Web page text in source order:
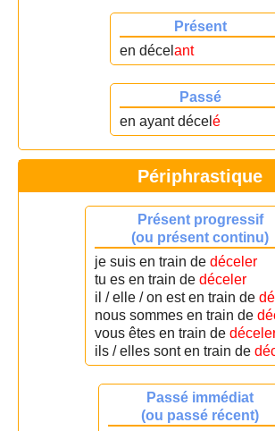
Présent
en décel ant
Passé
en ayant décel é
Périphrastique
Présent progressif
(ou présent continu)
je suis en train de déceler
tu es en train de déceler
il / elle / on est en train de
nous sommes en train de
vous êtes en train de
ils / elles sont en train de
Passé immédiat
(ou passé récent)